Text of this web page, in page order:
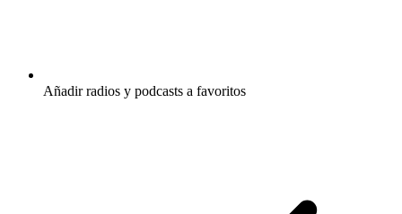
Añadir radios y podcasts a favoritos